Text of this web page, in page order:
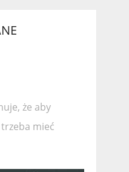
że ​​aby
mieć